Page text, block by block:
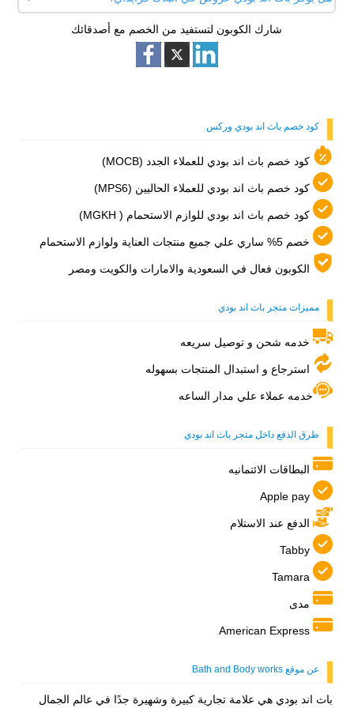
باث اند بودي الفوري.
نعم بالفعل بعض منتجات باث اند بودي مدون على العبوة تاريخ
الصلاحية والفترة التي تكون فيها صالحة للإستخدام بعد الفتح، عليكم
الالتزام بها لضمان السلامة.
نعم يوفر باث اند بودي وركس عروض في البلاك فرايداي ونهاية
العام يقدم خصومات وتخفيضات خاصة على كثير من منتجاته
شارك الكوبون لتستفيد من الخصم مع أصدقائك
كود خصم باث اند بودي وركس
كود خصم باث اند بودي للعملاء الجدد (MOCB)
كود خصم باث اند بودي للعملاء الحاليين (MPS6)
كود خصم باث اند بودي للوازم الاستحمام ( MGKH)
خصم 5% ساري علي جميع منتجات العناية ولوازم الاستحمام
الكوبون فعال في السعودية والامارات والكويت ومصر
مميزات متجر باث اند بودي
خدمه شحن و توصيل سريعه
استرجاع و استبدال المنتجات بسهوله
خدمه عملاء علي مدار الساعه
طرق الدفع داخل متجر باث اند بودي
البطاقات الائتمانيه
Apple pay
الدفع عند الاستلام
Tabby
Tamara
مدى
American Express
عن موقع Bath and Body works
باث اند بودي هي علامة تجارية كبيرة وشهيرة جدًا في عالم الجمال